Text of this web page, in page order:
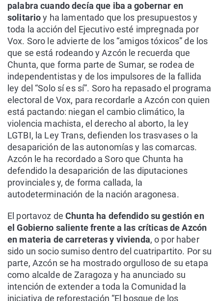
palabra cuando decía que iba a gobernar en
solitarioy ha lamentado que los presupuestos y
toda la acción del Ejecutivo esté impregnada por
Vox. Soro le advierte de los “amigos tóxicos” de los
que se está rodeando y Azcón le recuerda que
Chunta, que forma parte de Sumar, se rodea de
independentistas y de los impulsores de la fallida
ley del “Solo sí es sí”. Soro ha repasado el programa
electoral de Vox, para recordarle a Azcón con quien
está pactando: niegan el cambio climático, la
violencia machista, el derecho al aborto, la ley
LGTBI, la Ley Trans, defienden los trasvases o la
desaparición de las autonomías y las comarcas.
Azcón le ha recordado a Soro que Chunta ha
defendido la desaparición de las diputaciones
provinciales y, de forma callada, la
autodeterminación de la nación aragonesa.
El portavoz deChunta ha defendido su gestión en
el Gobierno saliente frente a las críticas de Azcón
en materia de carreteras y vivienda, o por haber
sido un socio sumiso dentro del cuatripartito. Por su
parte, Azcón se ha mostrado orgulloso de su etapa
como alcalde de Zaragoza y ha anunciado su
intención de extender a toda la Comunidad la
iniciativa de reforestación “El bosque de los